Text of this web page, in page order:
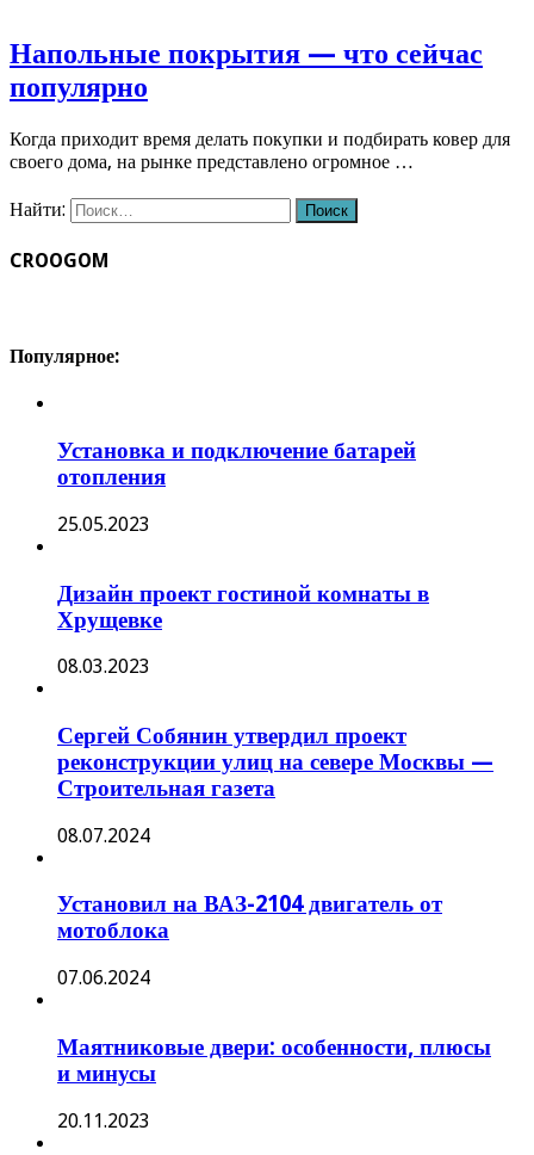
Напольные покрытия — что сейчас
популярно
Когда приходит время делать покупки и подбирать ковер для
своего дома, на рынке представлено огромное …
Найти:
CROOGOM
Популярное:
Установка и подключение батарей
отопления
25.05.2023
Дизайн проект гостиной комнаты в
Хрущевке
08.03.2023
Сергей Собянин утвердил проект
реконструкции улиц на севере Москвы —
Строительная газета
08.07.2024
Установил на ВАЗ-2104 двигатель от
мотоблока
07.06.2024
Маятниковые двери: особенности, плюсы
и минусы
20.11.2023